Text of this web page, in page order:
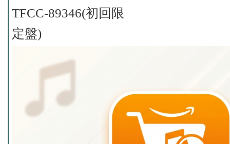
TFCC-89346(初回限
定盤)